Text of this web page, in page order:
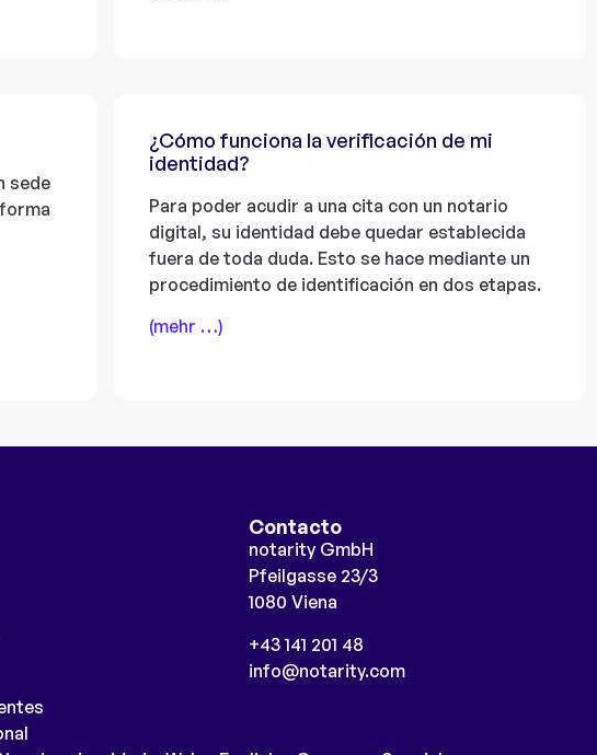
sede
¿Cómo funciona la verificación de mi
identidad?
Para poder acudir a una cita con un notario
digital, su identidad debe quedar establecida
fuera de toda duda. Esto se hace mediante un
procedimiento de identificación en dos etapas.
(mehr …)
Contacto
notarity GmbH
Pfeilgasse 23/3
1080 Viena
+43 141 201 48
info@notarity.com